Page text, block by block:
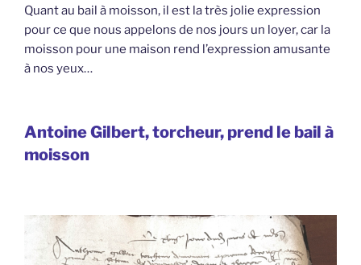
Quant au bail à moisson, il est la très jolie expression
pour ce que nous appelons de nos jours un loyer, car la
moisson pour une maison rend l’expression amusante
à nos yeux…
Antoine Gilbert, torcheur, prend le bail à
moisson